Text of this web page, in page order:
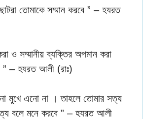
তোমাকে সম্মান করবে ” – হযরত
ও সম্মানীয় ব্যক্তির অপমান করা
– হযরত আলী (রাঃ)
মুখে এনো না । তাহলে তোমার সত্য
বলে মনে করবে ” – হযরত আলী